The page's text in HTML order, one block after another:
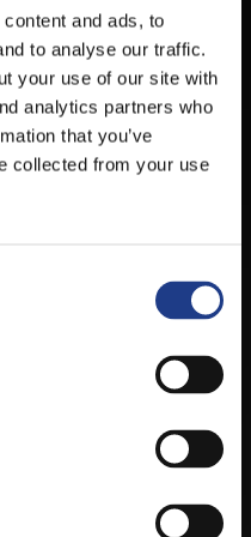
and ads, to
to analyse our traffic.
your use of our site with
analytics partners who
that you’ve
collected from your use
ESŐ ESETÉN
HELYSZÍNVÁLTOZÁSRÓL.
ANDROID ÉS IOS RENDSZEREKRE AZ
HELYEKEN, VAGY IDE KATTINTVA :